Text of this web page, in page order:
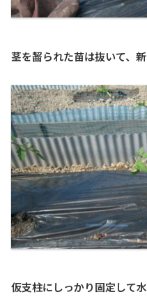
茎を齧られた苗は抜いて、
仮支柱にしっかり固定して